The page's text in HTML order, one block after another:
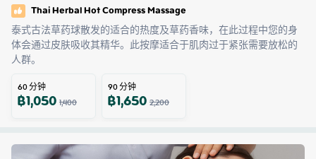
Thai Herbal Hot Compress Massage
泰式古法草药球散发的适合的热度及草药香味，在此过程中您的身
体会通过皮肤吸收其精华。此按摩适合于肌肉过于紧张需要放松的
人群。
60分钟
฿1,0501,400
90分钟
฿1,6502,200